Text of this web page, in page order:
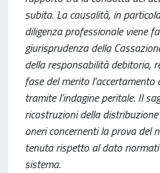
subita. La causalità, in
diligenza professionale viene
giurisprudenza della
della responsabilità debitoria,
fase del merito
tramite l’indagine peritale. Il
ricostruzioni della
oneri concernenti la prova del
tenuta rispetto al dato
sistema.